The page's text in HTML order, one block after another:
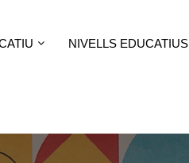
NIVELLS EDUCATIUS